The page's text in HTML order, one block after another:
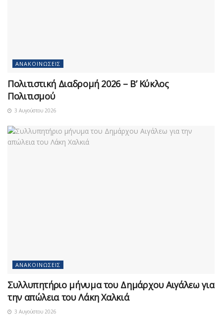
ΑΝΑΚΟΙΝΏΣΕΙΣ
Πολιτιστική Διαδρομή 2026 – Β’ Κύκλος
Πολιτισμού
3 Αυγούστου 2026
ΑΝΑΚΟΙΝΏΣΕΙΣ
Συλλυπητήριο μήνυμα του Δημάρχου Αιγάλεω για
την απώλεια του Λάκη Χαλκιά
3 Αυγούστου 2026